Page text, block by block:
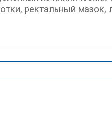
ректальный мазок,